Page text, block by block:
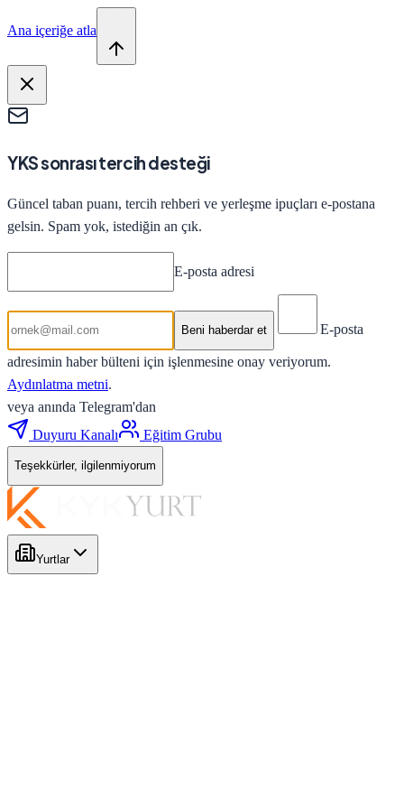
Ana içeriğe atla
YKS sonrası tercih desteği
Güncel taban puanı, tercih rehberi ve yerleşme ipuçları e-postana
gelsin. Spam yok, istediğin an çık.
E-posta adresi
Beni haberdar et E-posta
adresimin haber bülteni için işlenmesine onay veriyorum.
Aydınlatma metni.
veya anında Telegram'dan
Duyuru Kanalı
Eğitim Grubu
Teşekkürler, ilgilenmiyorum
Yurtlar